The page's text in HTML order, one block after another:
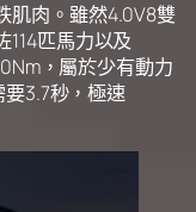
肌肉。雖然4.0V8雙
匹馬力以及
，屬於少有動力
3.7秒，極速